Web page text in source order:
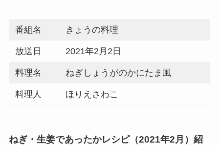
番組名 きょうの料理
放送日 2021年2月2日
料理名 ねぎしょうがのかにたま風
料理人 ほりえさわこ
ねぎ・生姜であったかレシピ（2021年2月）紹